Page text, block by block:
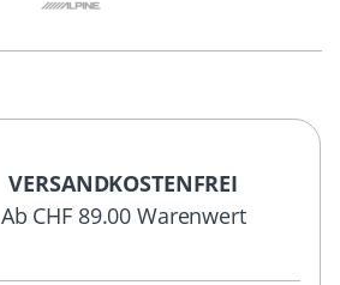
VERSANDKOSTENFREI
Ab CHF 89.00 Warenwert